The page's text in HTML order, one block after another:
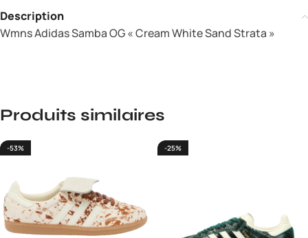
Description
Wmns Adidas Samba OG « Cream White Sand Strata »
Produits similaires
-53% -25%